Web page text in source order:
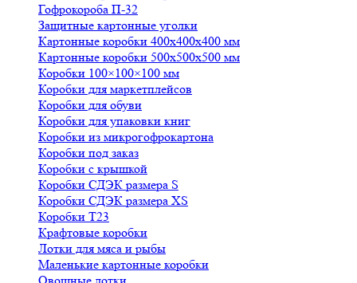
Гофрокороба П-32
Защитные картонные уголки
Картонные коробки 400х400х400 мм
Картонные коробки 500х500х500 мм
Коробки 100×100×100 мм
Коробки для маркетплейсов
Коробки для обуви
Коробки для упаковки книг
Коробки из микрогофрокартона
Коробки под заказ
Коробки с крышкой
Коробки СДЭК размера S
Коробки СДЭК размера XS
Коробки Т23
Крафтовые коробки
Лотки для мяса и рыбы
Маленькие картонные коробки